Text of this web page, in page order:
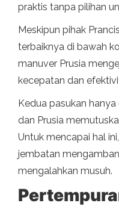
praktis tanpa pilihan
Meskipun pihak
terbaiknya di bawah
manuver Prusia
kecepatan dan
Kedua pasukan
dan Prusia
Untuk mencapai hal
jembatan
mengalahkan musuh.